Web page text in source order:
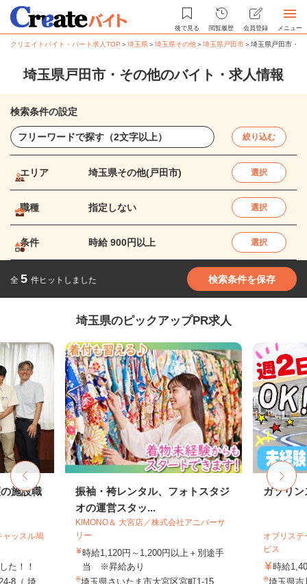
後で見る 閲覧履歴 会員登録 メニュー
クリエイトバイト・パート求人TOP ＞埼玉県＞埼玉県その他＞埼玉県戸田市＞埼玉県戸田市・
埼玉県戸田市・その他のバイト・求人情報
検索条件の設定
絞り込む
エリア 埼玉県その他(戸田市) 選択
職種 指定しない 選択
条件 時給 900円以上 選択
全 5 件ヒットしました 検索条件を保存
埼玉県のピックアップPR求人
施設職
ッスル鳩
た！！
8（ 埼
振袖・袴レンタル、フォトスタジ
オの運営スタッ...
KIMONO＆ 大宮店／株式会社アニバーサ
リー
時給1,120円～1,200円以上＋別途手
当 ※昇給あり
埼玉県さいたま市大宮区宮町1-15
ガソリ
オブリス
ビス
時給
埼玉県吉